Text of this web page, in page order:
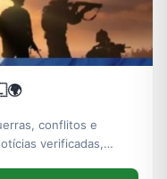
conflitos e
verificadas,